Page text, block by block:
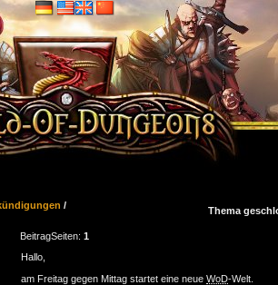
/
Thema
BeitragSeiten: 1
Hallo,
am Freitag gegen Mittag startet eine neue WoD-Welt.